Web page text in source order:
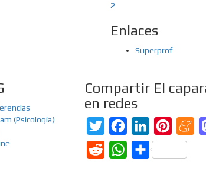
2
Enlaces
Superprof
(Psicología)
Compartir El
en redes
TwitterFacebookLinkedIn
Reddit WhatsAppCompartir